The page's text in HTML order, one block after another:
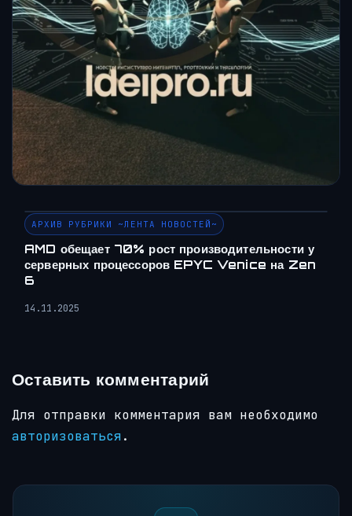
АРХИВ РУБРИКИ ~ЛЕНТА НОВОСТЕЙ~
AMD обещает 70% рост производительности у
серверных процессоров EPYC Venice на Zen
6
14.11.2025
Оставить комментарий
Для отправки комментария вам необходимо
авторизоваться.